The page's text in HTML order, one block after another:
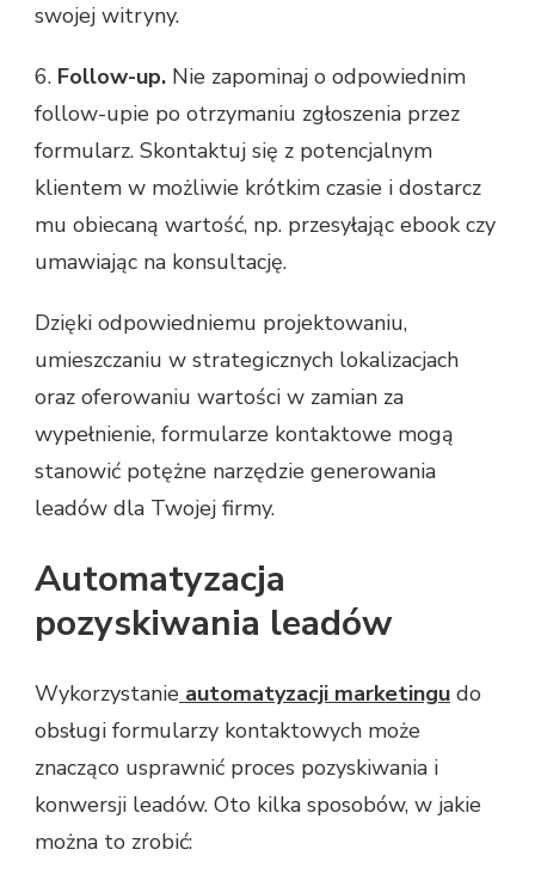
swojej witryny.
6. Follow-up. Nie zapominaj o odpowiednim
follow-upie po otrzymaniu zgłoszenia przez
formularz. Skontaktuj się z potencjalnym
klientem w możliwie krótkim czasie i dostarcz
mu obiecaną wartość, np. przesyłając ebook czy
umawiając na konsultację.
Dzięki odpowiedniemu projektowaniu,
umieszczaniu w strategicznych lokalizacjach
oraz oferowaniu wartości w zamian za
wypełnienie, formularze kontaktowe mogą
stanowić potężne narzędzie generowania
leadów dla Twojej firmy.
Automatyzacja
pozyskiwania leadów
Wykorzystanie automatyzacji marketingu do
obsługi formularzy kontaktowych może
znacząco usprawnić proces pozyskiwania i
konwersji leadów. Oto kilka sposobów, w jakie
można to zrobić: